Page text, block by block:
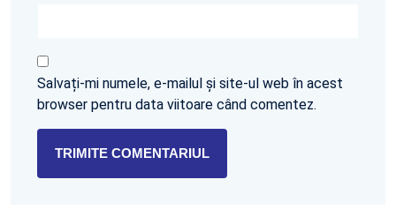
Salvați-mi numele, e-mailul și site-ul web în acest
browser pentru data viitoare când comentez.